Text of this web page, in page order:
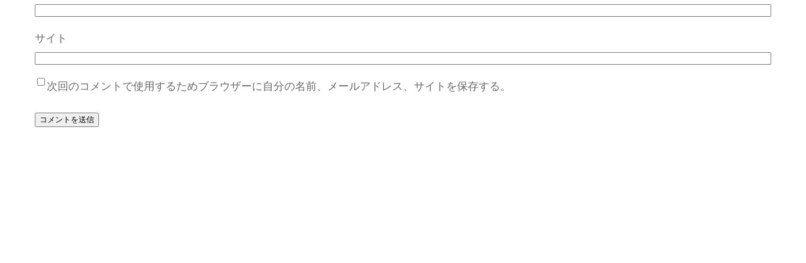
サイト
次回のコメントで使用するためブラウザーに自分の名前、メールアドレス、サイトを保存する。